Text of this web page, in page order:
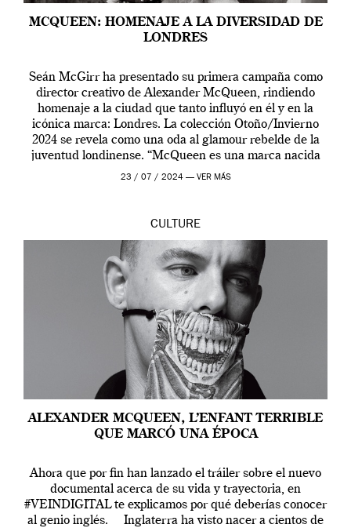
MCQUEEN: HOMENAJE A LA DIVERSIDAD DE
LONDRES
Seán McGirr ha presentado su primera campaña como
director creativo de Alexander McQueen, rindiendo
homenaje a la ciudad que tanto influyó en él y en la
icónica marca: Londres. La colección Otoño/Invierno
2024 se revela como una oda al glamour rebelde de la
juventud londinense. “McQueen es una marca nacida
en Londres y siempre ha […]
23 / 07 / 2024 — VER MÁS
CULTURE
ALEXANDER MCQUEEN, L’ENFANT TERRIBLE
QUE MARCÓ UNA ÉPOCA
Ahora que por fin han lanzado el tráiler sobre el nuevo
documental acerca de su vida y trayectoria, en
#VEINDIGITAL te explicamos por qué deberías conocer
al genio inglés. Inglaterra ha visto nacer a cientos de